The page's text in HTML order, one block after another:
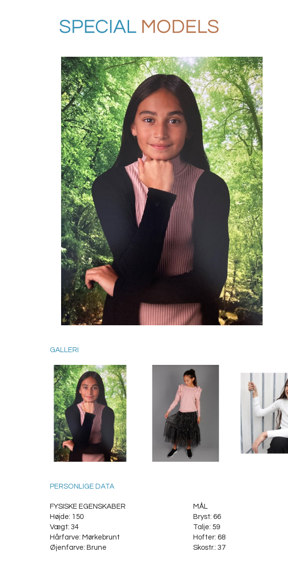
GALLERI
PERSONLIGE DATA
FYSISKE EGENSKABER
Højde: 150
Vægt: 34
Hårfarve: Mørkebrunt
Øjenfarve: Brune
MÅL
Bryst: 66
Talje: 59
Hofter: 68
Skostr.: 37